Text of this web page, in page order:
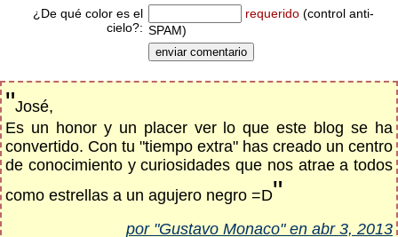
¿De qué color es el
cielo?:
requerido (control anti-
SPAM)
"José,
Es un honor y un placer ver lo que este blog se ha
convertido. Con tu "tiempo extra" has creado un centro
de conocimiento y curiosidades que nos atrae a todos
como estrellas a un agujero negro =D"
por "Gustavo Monaco" en abr 3, 2013